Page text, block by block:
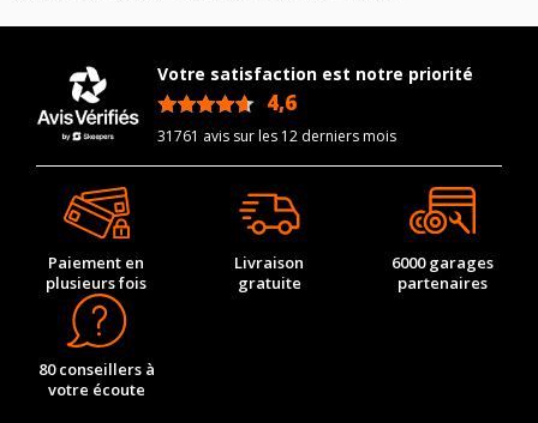
Votre satisfaction est notre priorité
4,6
31761 avis sur les 12 derniers mois
Paiement en
plusieurs fois
Livraison
gratuite
6000 garages
partenaires
80 conseillers à
votre écoute